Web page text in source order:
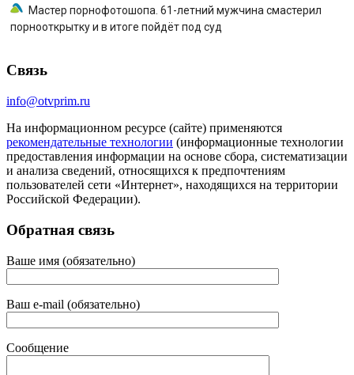
Мастер порнофотошопа. 61-летний мужчина смастерил
порнооткрытку и в итоге пойдёт под суд
Связь
info@otvprim.ru
На информационном ресурсе (сайте) применяются
рекомендательные технологии (информационные технологии
предоставления информации на основе сбора, систематизации
и анализа сведений, относящихся к предпочтениям
пользователей сети «Интернет», находящихся на территории
Российской Федерации).
Обратная связь
Ваше имя (обязательно)
Ваш e-mail (обязательно)
Сообщение